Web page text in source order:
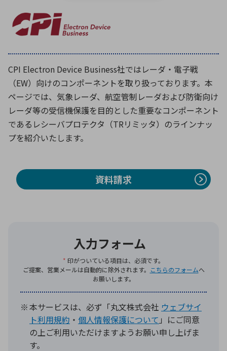
ブログ｜ここから始まる最新技術
レーダ・衛星通信
照射
シミュレーター
環境構築・開発システム
特定用途向け・その他
U
Z
検索
CPI Electron Device Business社ではレーダ・電子戦
（EW）向けのコンポーネントを取り扱っております。本
ページでは、気象レーダ、航空管制レーダおよび防衛向け
レーダ等の受信機保護を目的とした重要なコンポーネント
であるレシーバプロテクタ（TRリミッタ）のラインナッ
プを紹介いたします。
資料請求